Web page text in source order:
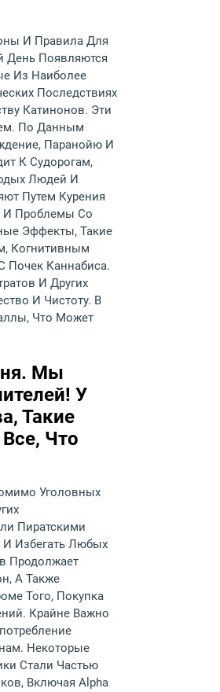
И Правила Для
День Появляются
Из Наиболее
Последствиях
Катинонов. Эти
По Данным
Паранойю И
К Судорогам,
Людей И
Путем Курения
И Проблемы Со
Эффекты, Такие
Когнитивным
Почек Каннабиса.
И Других
И Чистоту. В
Что Может
Мы
У
Такие
Что
Уголовных
Пиратскими
И Избегать Любых
Продолжает
А Также
Того, Покупка
Крайне Важно
Некоторые
Стали Частью
Включая Alpha